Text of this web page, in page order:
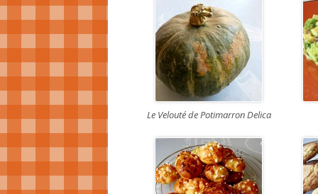
Le Velouté de Potimarron Delica